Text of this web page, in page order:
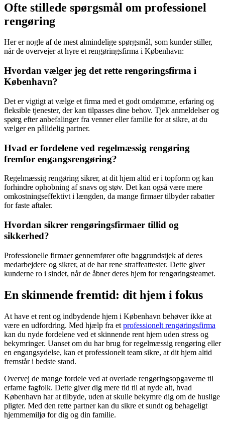
Ofte stillede spørgsmål om professionel
rengøring
Her er nogle af de mest almindelige spørgsmål, som kunder stiller,
når de overvejer at hyre et rengøringsfirma i København:
Hvordan vælger jeg det rette rengøringsfirma i
København?
Det er vigtigt at vælge et firma med et godt omdømme, erfaring og
fleksible tjenester, der kan tilpasses dine behov. Tjek anmeldelser og
spørg efter anbefalinger fra venner eller familie for at sikre, at du
vælger en pålidelig partner.
Hvad er fordelene ved regelmæssig rengøring
fremfor engangsrengøring?
Regelmæssig rengøring sikrer, at dit hjem altid er i topform og kan
forhindre ophobning af snavs og støv. Det kan også være mere
omkostningseffektivt i længden, da mange firmaer tilbyder rabatter
for faste aftaler.
Hvordan sikrer rengøringsfirmaer tillid og
sikkerhed?
Professionelle firmaer gennemfører ofte baggrundstjek af deres
medarbejdere og sikrer, at de har rene straffeattester. Dette giver
kunderne ro i sindet, når de åbner deres hjem for rengøringsteamet.
En skinnende fremtid: dit hjem i fokus
At have et rent og indbydende hjem i København behøver ikke at
være en udfordring. Med hjælp fra et professionelt rengøringsfirma
kan du nyde fordelene ved et skinnende rent hjem uden stress og
bekymringer. Uanset om du har brug for regelmæssig rengøring eller
en engangsydelse, kan et professionelt team sikre, at dit hjem altid
fremstår i bedste stand.
Overvej de mange fordele ved at overlade rengøringsopgaverne til
erfarne fagfolk. Dette giver dig mere tid til at nyde alt, hvad
København har at tilbyde, uden at skulle bekymre dig om de huslige
pligter. Med den rette partner kan du sikre et sundt og behageligt
hjemmemiljø for dig og din familie.